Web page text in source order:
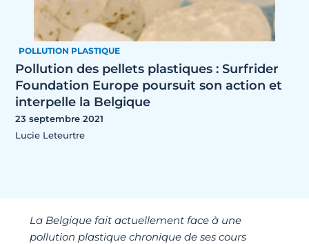
POLLUTION PLASTIQUE
Pollution des pellets plastiques : Surfrider
Foundation Europe poursuit son action et
interpelle la Belgique
23 septembre 2021
Lucie Leteurtre
La Belgique fait actuellement face à une
pollution plastique chronique de ses cours